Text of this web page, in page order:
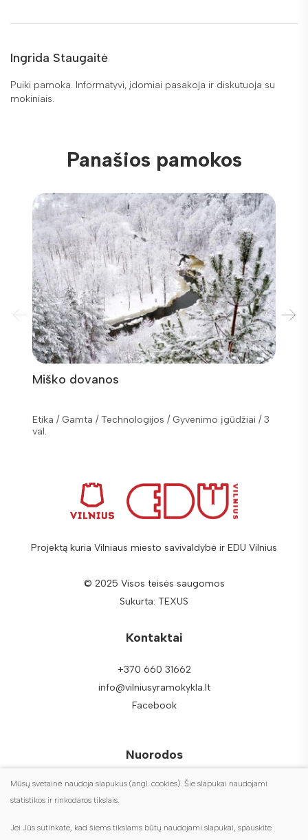
Ingrida Staugaitė
Puiki pamoka. Informatyvi, įdomiai pasakoja ir diskutuoja su
mokiniais.
Panašios pamokos
Miško dovanos
Etika / Gamta / Technologijos / Gyvenimo įgūdžiai / 3
val.
Projektą kuria Vilniaus miesto savivaldybė ir EDU Vilnius
© 2025 Visos teisės saugomos
Sukurta: TEXUS
Kontaktai
+370 660 31662
info@vilniusyramokykla.lt
Facebook
Nuorodos
DUK
Duomenų apsauga
Mūsų svetainė naudoja slapukus (angl. cookies). Šie slapukai naudojami
statistikos ir rinkodaros tikslais.
Jei Jūs sutinkate, kad šiems tikslams būtų naudojami slapukai, spauskite